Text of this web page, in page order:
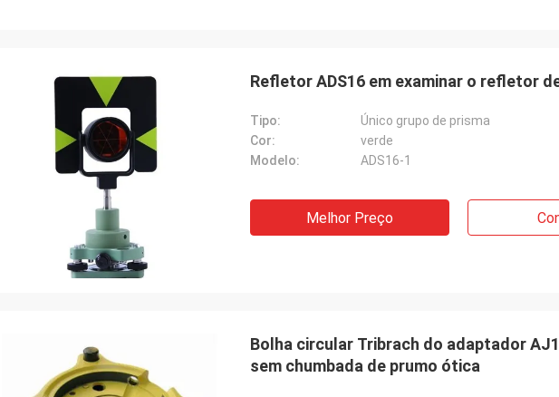
Refletor ADS16 em examinar o refletor
Tipo:
Único grupo de prisma
Cor:
verde
Modelo:
ADS16-1
Melhor Preço
Bolha circular Tribrach do adaptador
sem chumbada de prumo ótica